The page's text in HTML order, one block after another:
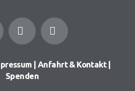
Anfahrt & Kontakt
Spenden